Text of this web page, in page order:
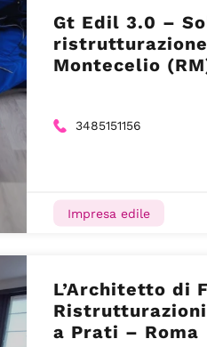
Gt Edil 3.0 –
Montecelio
3485151156
Impresa edile
L’Architetto di
a Prati – Roma